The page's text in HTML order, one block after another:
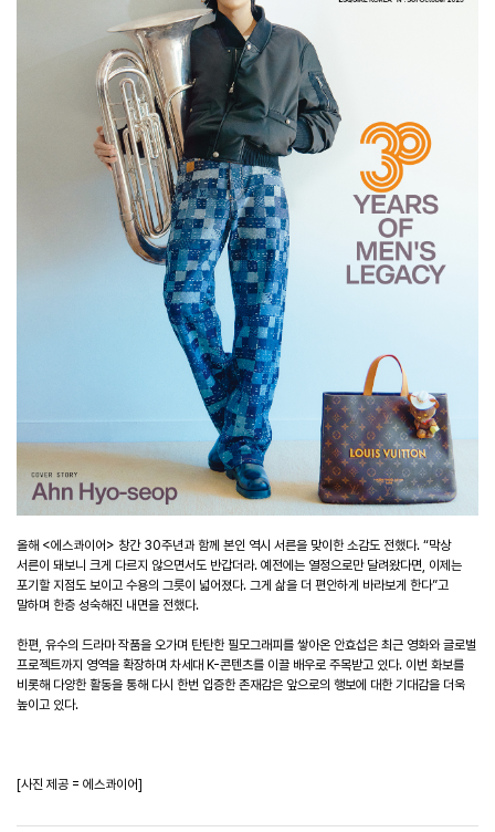
올해 <에스콰이어> 창간 30주년과 함께 본인 역시 서른을 맞이한 소감도 전했다. “막상
서른이 돼보니 크게 다르지 않으면서도 반갑더라. 예전에는 열정으로만 달려왔다면, 이제는
포기할 지점도 보이고 수용의 그릇이 넓어졌다. 그게 삶을 더 편안하게 바라보게 한다”고
말하며 한층 성숙해진 내면을 전했다.
한편, 유수의 드라마 작품을 오가며 탄탄한 필모그래피를 쌓아온 안효섭은 최근 영화와 글로벌
프로젝트까지 영역을 확장하며 차세대 K-콘텐츠를 이끌 배우로 주목받고 있다. 이번 화보를
비롯해 다양한 활동을 통해 다시 한번 입증한 존재감은 앞으로의 행보에 대한 기대감을 더욱
높이고 있다.
[사진 제공 = 에스콰이어]